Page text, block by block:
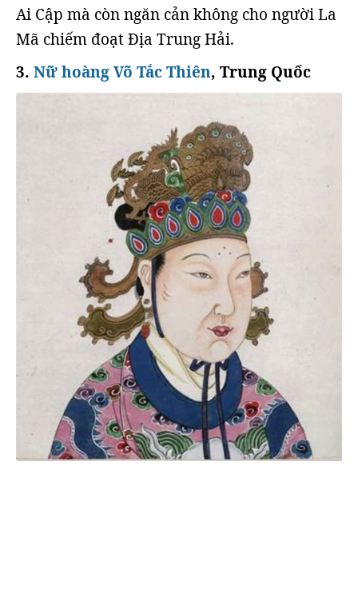
Ai Cập mà còn ngăn cản không cho người La
Mã chiếm đoạt Địa Trung Hải.
3. Nữ hoàng Võ Tắc Thiên, Trung Quốc